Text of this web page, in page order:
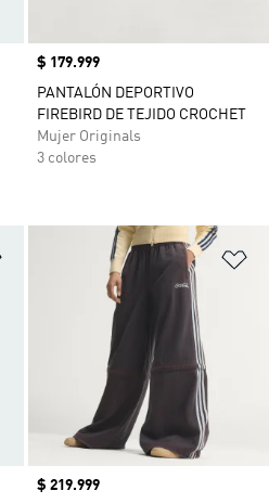
Precio
$ 179.999
PANTALÓN DEPORTIVO
FIREBIRD DE TEJIDO CROCHET
Mujer Originals
3 colores
Añadir a la lista de deseos
Precio
$ 219.999